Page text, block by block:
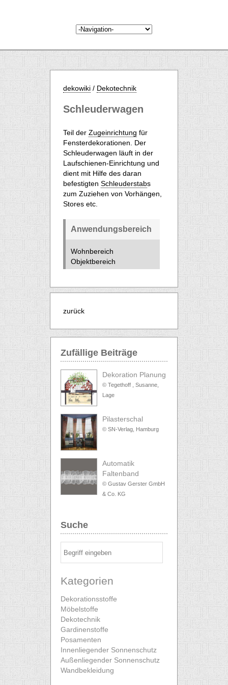
dekowiki / Dekotechnik
Schleuderwagen
Teil der Zugeinrichtung für
Fensterdekorationen. Der
Schleuderwagen läuft in der
Laufschienen-Einrichtung und
dient mit Hilfe des daran
befestigten Schleuderstabs
zum Zuziehen von Vorhängen,
Stores etc.
Anwendungsbereich
Wohnbereich
Objektbereich
zurück
Zufällige Beiträge
Dekoration Planung
© Tegethoff , Susanne,
Lage
Pilasterschal
© SN-Verlag, Hamburg
Automatik
Faltenband
© Gustav Gerster GmbH
& Co. KG
Suche
Kategorien
Dekorationsstoffe
Möbelstoffe
Dekotechnik
Gardinenstoffe
Posamenten
Innenliegender Sonnenschutz
Außenliegender Sonnenschutz
Wandbekleidung